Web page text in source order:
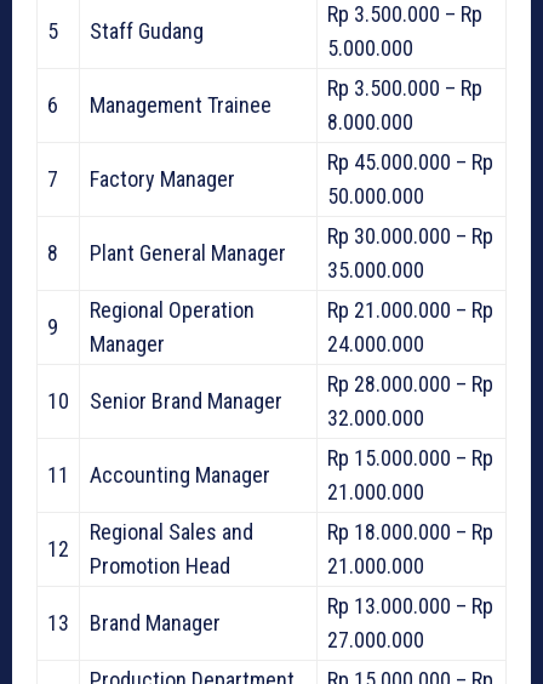
5 Staff Gudang
Rp 3.500.000 – Rp
5.000.000
6 Management Trainee
Rp 3.500.000 – Rp
8.000.000
7 Factory Manager
Rp 45.000.000 – Rp
50.000.000
8 Plant General Manager
Rp 30.000.000 – Rp
35.000.000
9
Regional Operation
Manager
Rp 21.000.000 – Rp
24.000.000
10 Senior Brand Manager
Rp 28.000.000 – Rp
32.000.000
11 Accounting Manager
Rp 15.000.000 – Rp
21.000.000
12
Regional Sales and
Promotion Head
Rp 18.000.000 – Rp
21.000.000
13 Brand Manager
Rp 13.000.000 – Rp
27.000.000